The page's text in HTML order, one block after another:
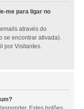
me para ligar no
através do
se encontrar ativada).
por Visitantes.